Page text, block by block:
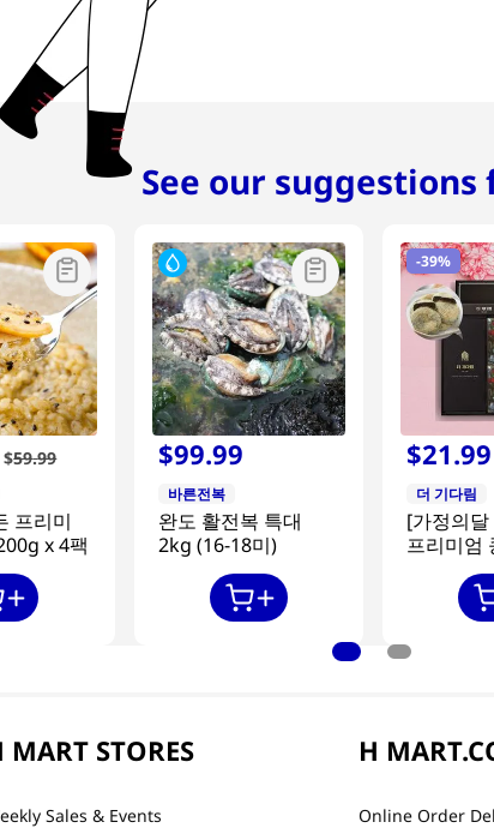
See our suggestions
$59.99
프리미
x 4팩
$99.99
바른전복
완도 활전복 특대
2kg (16-18미)
-39%
$21.99
더 기다림
[가정의
프리미엄
840g +
MART STORES
Sales & Events
H
Online Order